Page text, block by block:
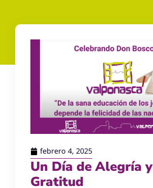
febrero 4, 2025
Un Día de Alegría y
Gratitud